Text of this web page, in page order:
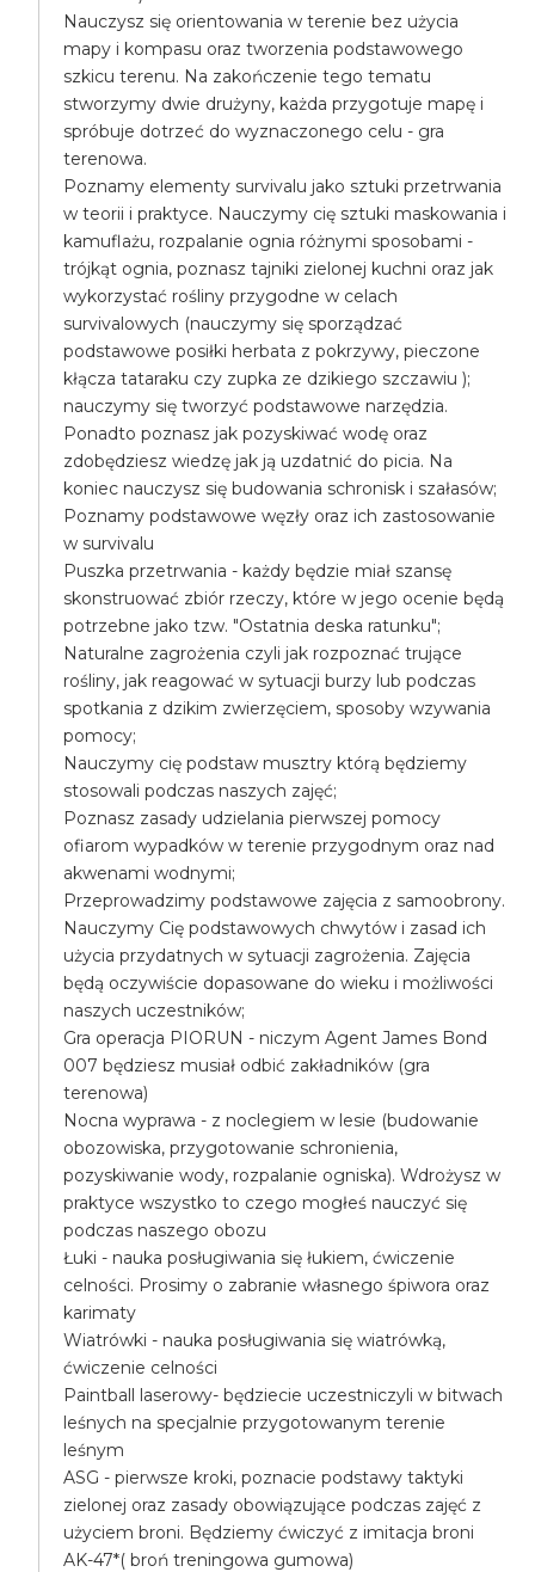
Nauczysz się orientowania w terenie bez użycia
mapy i kompasu oraz tworzenia podstawowego
szkicu terenu. Na zakończenie tego tematu
stworzymy dwie drużyny, każda przygotuje mapę i
spróbuje dotrzeć do wyznaczonego celu - gra
terenowa.
Poznamy elementy survivalu jako sztuki przetrwania
w teorii i praktyce. Nauczymy cię sztuki maskowania i
kamuflażu, rozpalanie ognia różnymi sposobami -
trójkąt ognia, poznasz tajniki zielonej kuchni oraz jak
wykorzystać rośliny przygodne w celach
survivalowych (nauczymy się sporządzać
podstawowe posiłki herbata z pokrzywy, pieczone
kłącza tataraku czy zupka ze dzikiego szczawiu );
nauczymy się tworzyć podstawowe narzędzia.
Ponadto poznasz jak pozyskiwać wodę oraz
zdobędziesz wiedzę jak ją uzdatnić do picia. Na
koniec nauczysz się budowania schronisk i szałasów;
Poznamy podstawowe węzły oraz ich zastosowanie
w survivalu
Puszka przetrwania - każdy będzie miał szansę
skonstruować zbiór rzeczy, które w jego ocenie będą
potrzebne jako tzw. "Ostatnia deska ratunku";
Naturalne zagrożenia czyli jak rozpoznać trujące
rośliny, jak reagować w sytuacji burzy lub podczas
spotkania z dzikim zwierzęciem, sposoby wzywania
pomocy;
Nauczymy cię podstaw musztry którą będziemy
stosowali podczas naszych zajęć;
Poznasz zasady udzielania pierwszej pomocy
ofiarom wypadków w terenie przygodnym oraz nad
akwenami wodnymi;
Przeprowadzimy podstawowe zajęcia z samoobrony.
Nauczymy Cię podstawowych chwytów i zasad ich
użycia przydatnych w sytuacji zagrożenia. Zajęcia
będą oczywiście dopasowane do wieku i możliwości
naszych uczestników;
Gra operacja PIORUN - niczym Agent James Bond
007 będziesz musiał odbić zakładników (gra
terenowa)
Nocna wyprawa - z noclegiem w lesie (budowanie
obozowiska, przygotowanie schronienia,
pozyskiwanie wody, rozpalanie ogniska). Wdrożysz w
praktyce wszystko to czego mogłeś nauczyć się
podczas naszego obozu
Łuki - nauka posługiwania się łukiem, ćwiczenie
celności. Prosimy o zabranie własnego śpiwora oraz
karimaty
Wiatrówki - nauka posługiwania się wiatrówką,
ćwiczenie celności
Paintball laserowy- będziecie uczestniczyli w bitwach
leśnych na specjalnie przygotowanym terenie
leśnym
ASG - pierwsze kroki, poznacie podstawy taktyki
zielonej oraz zasady obowiązujące podczas zajęć z
użyciem broni. Będziemy ćwiczyć z imitacja broni
AK-47*( broń treningowa gumowa)